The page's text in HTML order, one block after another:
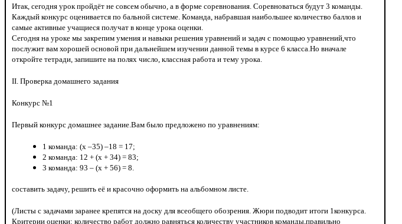
Итак, сегодня урок пройдёт не совсем обычно, а в форме соревнования. Соревноваться будут 3 команды.
Каждый конкурс оценивается по бальной системе. Команда, набравшая наибольшее количество баллов и
самые активные учащиеся получат в конце урока оценки.
Сегодня на уроке мы закрепим умения и навыки решения уравнений и задач с помощью уравнений,что
послужит вам хорошей основой при дальнейшем изучении данной темы в курсе 6 класса.Но вначале
откройте тетради, запишите на полях число, классная работа и тему урока.
II. Проверка домашнего задания
Конкурс №1
Первый конкурс домашнее задание.Вам было предложено по уравнениям:
1 команда: (х –35) –18 = 17;
2 команда: 12 + (х + 34) = 83;
3 команда: 93 – (х + 56) = 8.
составить задачу, решить её и красочно оформить на альбомном листе.
(Листы с задачами заранее крепятся на доску для всеобщего обозрения. Жюри подводит итоги 1конкурса.
Критерии оценки: количество работ должно равняться количеству участников команды,правильно